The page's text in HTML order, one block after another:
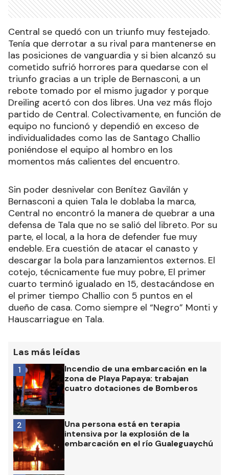
Central se quedó con un triunfo muy festejado.
Tenía que derrotar a su rival para mantenerse en
las posiciones de vanguardia y si bien alcanzó su
cometido sufrió horrores para quedarse con el
triunfo gracias a un triple de Bernasconi, a un
rebote tomado por el mismo jugador y porque
Dreiling acertó con dos libres. Una vez más flojo
partido de Central. Colectivamente, en función de
equipo no funcionó y dependió en exceso de
individualidades como las de Santago Challio
poniéndose el equipo al hombro en los
momentos más calientes del encuentro.
Sin poder desnivelar con Benítez Gavilán y
Bernasconi a quien Tala le doblaba la marca,
Central no encontró la manera de quebrar a una
defensa de Tala que no se salió del libreto. Por su
parte, el local, a la hora de defender fue muy
endeble. Era cuestión de atacar el canasto y
descargar la bola para lanzamientos externos. El
cotejo, técnicamente fue muy pobre, El primer
cuarto terminó igualado en 15, destacándose en
el primer tiempo Challio con 5 puntos en el
dueño de casa. Como siempre el “Negro” Monti y
Hauscarriague en Tala.
Las más leídas
Incendio de una embarcación en la
zona de Playa Papaya: trabajan
cuatro dotaciones de Bomberos
1
Una persona está en terapia
intensiva por la explosión de la
embarcación en el río Gualeguaychú
2